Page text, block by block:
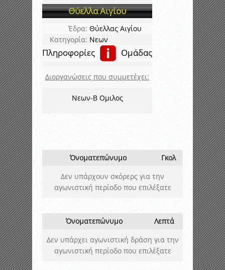
Θύελλα Αιγίου
Έδρα: Θύελλας Αιγίου
Κατηγορία: Νεων
Πληροφορίες Ομάδας
Διοργανώσεις που συμμετέχει:
Νεων-Β Ομιλος
Όνοματεπώνυμο
Γκολ
Δεν υπάρχουν σκόρερς για την
αγωνιστική περίοδο που επιλέξατε
Όνοματεπώνυμο
Λεπτά
Δεν υπάρχει αγωνιστική δράση για την
αγωνιστική περίοδο που επιλέξατε